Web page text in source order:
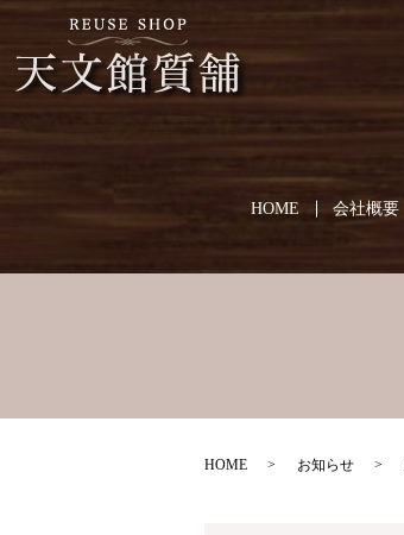
HOME 会社概要
HOME お知らせ